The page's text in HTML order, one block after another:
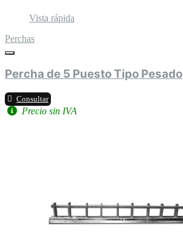
Vista rápida
Perchas
Percha de 5 Puesto Tipo Pesado
Consultar
Precio sin IVA